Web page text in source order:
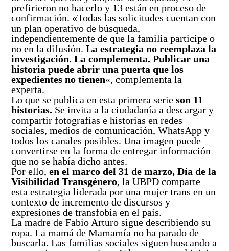
prefirieron no hacerlo y 13 están en proceso de
confirmación. «Todas las solicitudes cuentan con
un plan operativo de búsqueda,
independientemente de que la familia participe o
no en la difusión.La estrategia no reemplaza la
investigación. La complementa. Publicar una
historia puede abrir una puerta que los
expedientes no tienen«, complementa la
experta.
Lo que se publica en esta primera serieson 11
historias. Se invita a la ciudadanía a descargar y
compartir fotografías e historias en redes
sociales, medios de comunicación, WhatsApp y
todos los canales posibles. Una imagen puede
convertirse en la forma de entregar información
que no se había dicho antes.
Por ello,en el marco del 31 de marzo, Día de la
Visibilidad Transgénero, la UBPD comparte
esta estrategia liderada por una mujer trans en un
contexto de incremento de discursos y
expresiones de transfobia en el país.
La madre de Fabio Arturo sigue describiendo su
ropa. La mamá de Mamamía no ha parado de
buscarla. Las familias sociales siguen buscando a